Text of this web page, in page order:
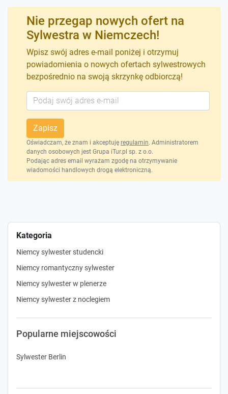
Kategoria
Niemcy sylwester studencki
Niemcy romantyczny sylwester
Niemcy sylwester w plenerze
Niemcy sylwester z noclegiem
Popularne miejscowości
Sylwester Berlin
Nie przegap nowych ofert na
Sylwestra w Niemczech!
Wpisz swój adres e-mail poniżej i otrzymuj
powiadomienia o nowych ofertach sylwestrowych
bezpośrednio na swoją skrzynkę odbiorczą!
Zapisz
Oświadczam, że znam i akceptuję regulamin. Administratorem
danych osobowych jest Grupa iTur.pl sp. z o.o.
Podając adres email wyrażam zgodę na otrzymywanie
wiadomości handlowych drogą elektroniczną.